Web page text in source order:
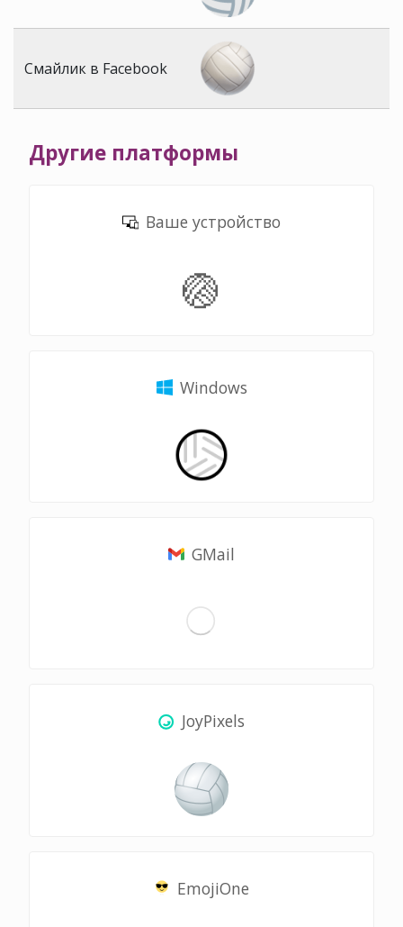
Смайлик в Facebook
Другие платформы
Ваше устройство
🏐
Windows
GMail
JoyPixels
EmojiOne